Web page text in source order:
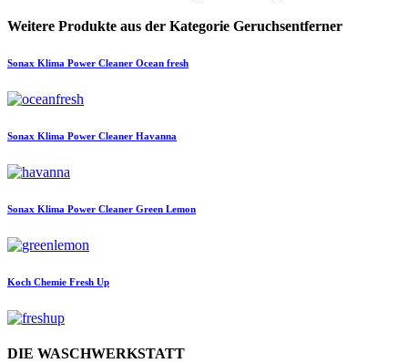
Weitere Produkte aus der Kategorie Geruchsentferner
Sonax Klima Power Cleaner Ocean fresh
Sonax Klima Power Cleaner Havanna
Sonax Klima Power Cleaner Green Lemon
Koch Chemie Fresh Up
DIE WASCHWERKSTATT